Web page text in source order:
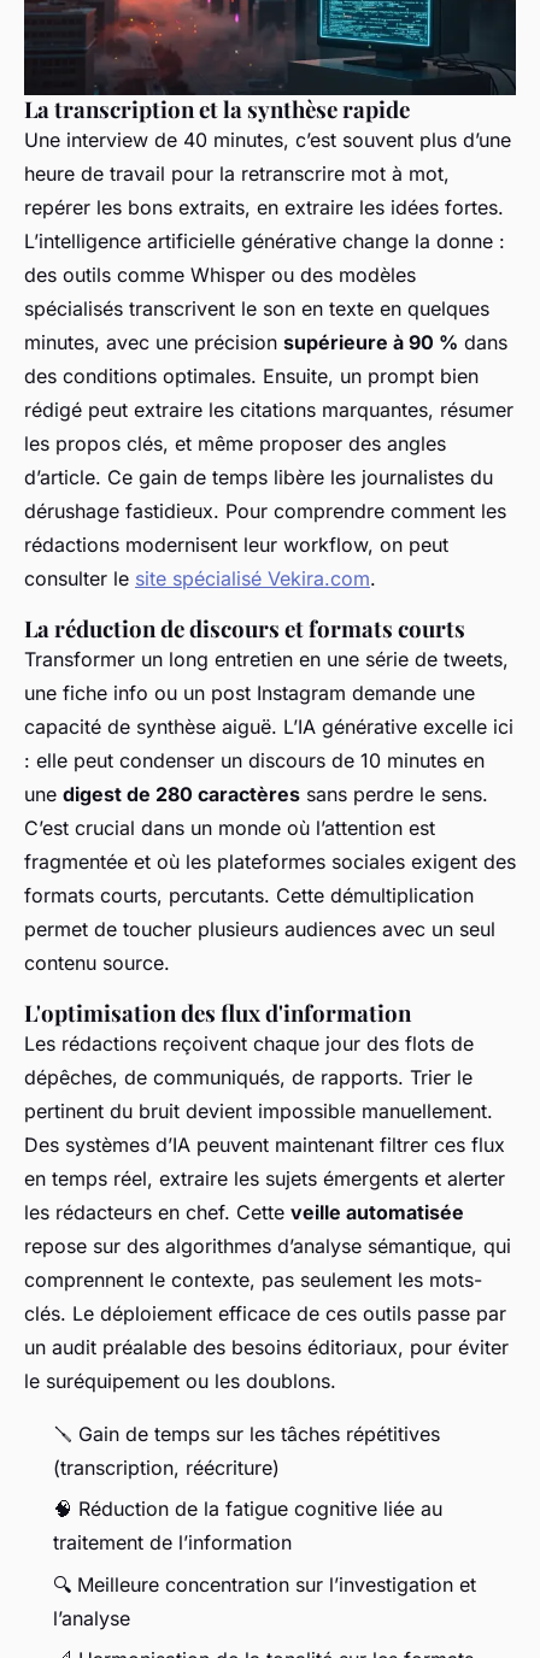
La transcription et la synthèse rapide
Une interview de 40 minutes, c’est souvent plus d’une
heure de travail pour la retranscrire mot à mot,
repérer les bons extraits, en extraire les idées fortes.
L’intelligence artificielle générative change la donne :
des outils comme Whisper ou des modèles
spécialisés transcrivent le son en texte en quelques
minutes, avec une précision supérieure à 90 % dans
des conditions optimales. Ensuite, un prompt bien
rédigé peut extraire les citations marquantes, résumer
les propos clés, et même proposer des angles
d’article. Ce gain de temps libère les journalistes du
dérushage fastidieux. Pour comprendre comment les
rédactions modernisent leur workflow, on peut
consulter le site spécialisé Vekira.com.
La réduction de discours et formats courts
Transformer un long entretien en une série de tweets,
une fiche info ou un post Instagram demande une
capacité de synthèse aiguë. L’IA générative excelle ici
: elle peut condenser un discours de 10 minutes en
une digest de 280 caractères sans perdre le sens.
C’est crucial dans un monde où l’attention est
fragmentée et où les plateformes sociales exigent des
formats courts, percutants. Cette démultiplication
permet de toucher plusieurs audiences avec un seul
contenu source.
L'optimisation des flux d'information
Les rédactions reçoivent chaque jour des flots de
dépêches, de communiqués, de rapports. Trier le
pertinent du bruit devient impossible manuellement.
Des systèmes d’IA peuvent maintenant filtrer ces flux
en temps réel, extraire les sujets émergents et alerter
les rédacteurs en chef. Cette veille automatisée
repose sur des algorithmes d’analyse sémantique, qui
comprennent le contexte, pas seulement les mots-
clés. Le déploiement efficace de ces outils passe par
un audit préalable des besoins éditoriaux, pour éviter
le suréquipement ou les doublons.
🪛 Gain de temps sur les tâches répétitives
(transcription, réécriture)
🧠 Réduction de la fatigue cognitive liée au
traitement de l’information
🔍 Meilleure concentration sur l’investigation et
l’analyse